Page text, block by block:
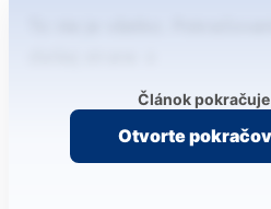
Článok
Otvorte